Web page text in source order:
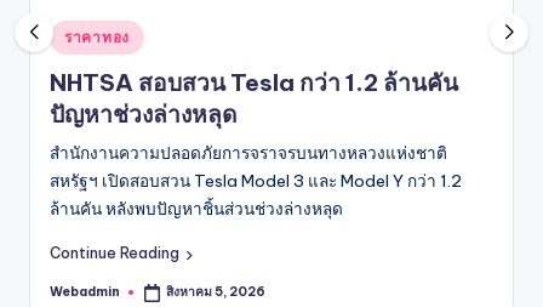
Posted
in
ราคาทอง
NHTSA สอบสวน Tesla กว่า 1.2 ล้านคัน
ปัญหาช่วงล่างหลุด
สำนักงานความปลอดภัยการจราจรบนทางหลวงแห่งชาติ
สหรัฐฯ เปิดสอบสวน Tesla Model 3 และ Model Y กว่า 1.2
ล้านคัน หลังพบปัญหาชิ้นส่วนช่วงล่างหลุด
Continue Reading
Posted
Webadmin สิงหาคม 5, 2026